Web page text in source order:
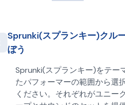
Sprunki(スプランキー)クル
ぼう
Sprunki(スプランキー)をテー
たパフォーマーの範囲から選
ください。それぞれがユニー